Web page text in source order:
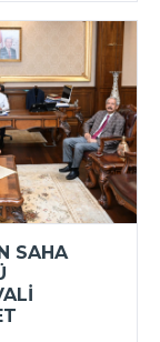
SAHA